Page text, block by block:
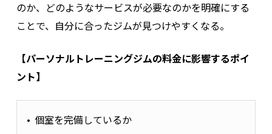
のか、どのようなサービスが必要なのかを明確にする
ことで、自分に合ったジムが見つけやすくなる。
【パーソナルトレーニングジムの料金に影響するポイ
ント】
個室を完備しているか